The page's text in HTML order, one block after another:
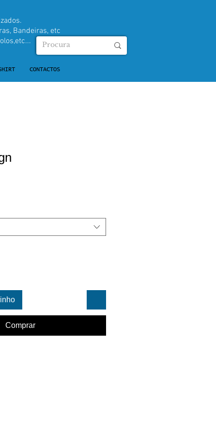
CONTACTOS
Bandeiras, etc
Comprar